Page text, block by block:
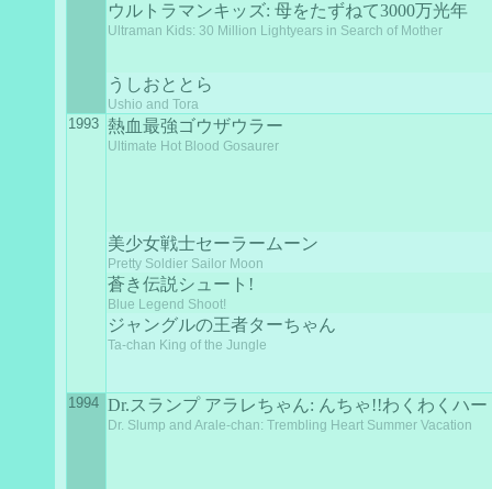
ウルトラマンキッズ: 母をたずねて3000万光年
Ultraman Kids: 30 Million Lightyears in Search of Mother
うしおととら
Ushio and Tora
1993 熱血最強ゴウザウラー
Ultimate Hot Blood Gosaurer
美少女戦士セーラームーン
Pretty Soldier Sailor Moon
蒼き伝説シュート!
Blue Legend Shoot!
ジャングルの王者ターちゃん
Ta-chan King of the Jungle
1994 Dr.スランプ アラレちゃん: んちゃ!!わくわくハ
Dr. Slump and Arale-chan: Trembling Heart Summer Vacation